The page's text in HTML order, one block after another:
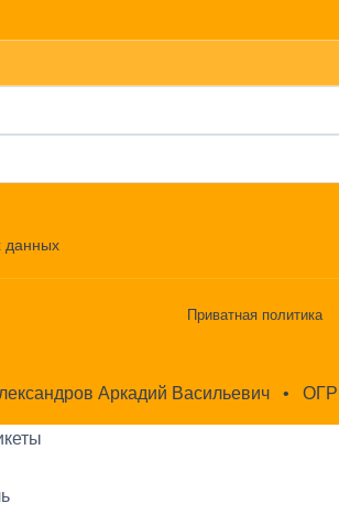
данных
Приватная политика
Аркадий Васильевич •